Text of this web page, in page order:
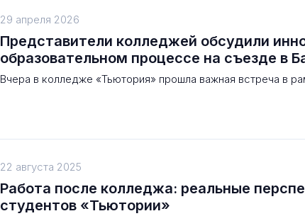
29 апреля 2026
Представители колледжей обсудили
образовательном процессе на съезде в
Вчера в колледже «Тьютория» прошла важная встреча в
22 августа 2025
Работа после колледжа: реальные
студентов «Тьютории»